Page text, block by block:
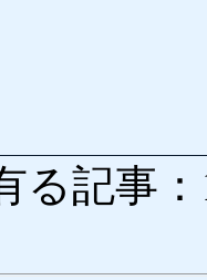
る記事